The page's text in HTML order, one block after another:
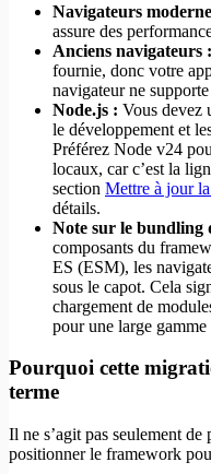
Navigateurs
assure des
Anciens navigateurs :
fournie, donc votre
navigateur ne
Node.js : Vous devez
le développement et
Préférez Node v24
locaux, car c’est la
section Mettre à jour
détails.
Note sur le bundling
composants du
ES (ESM), les
sous le capot. Cela
chargement de
pour une large gamme
Pourquoi cette
terme
Il ne s’agit pas seulement
positionner le framework